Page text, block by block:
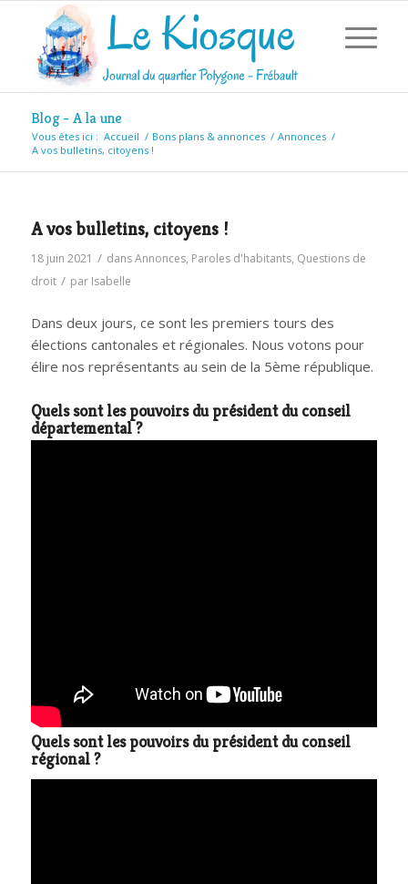
Blog - A la une
Vous êtes ici : Accueil / Bons plans & annonces / Annonces /
A vos bulletins, citoyens !
A vos bulletins, citoyens !
18 juin 2021 / dansAnnonces, Paroles d'habitants, Questions de
droit / par Isabelle
Dans deux jours, ce sont les premiers tours des
élections cantonales et régionales. Nous votons pour
élire nos représentants au sein de la 5ème république.
Quels sont les pouvoirs du président du conseil
départemental ?
Quels sont les pouvoirs du président du conseil
régional ?